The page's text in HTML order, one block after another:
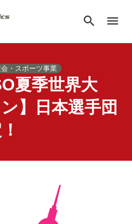
search menu
・スポーツ事業
夏季世界大
】日本選手団